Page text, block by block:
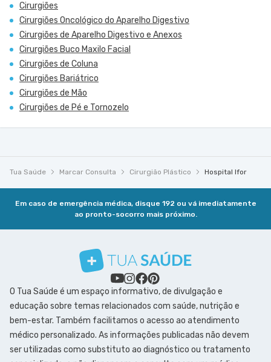
Cirurgiões
Cirurgiões Oncológico do Aparelho Digestivo
Cirurgiões de Aparelho Digestivo e Anexos
Cirurgiões Buco Maxilo Facial
Cirurgiões de Coluna
Cirurgiões Bariátrico
Cirurgiões de Mão
Cirurgiões de Pé e Tornozelo
Tua Saúde Marcar Consulta Cirurgião Plástico Hospital Ifor
Em caso de emergência médica, disque 192 ou vá imediatamente
ao pronto-socorro mais próximo.
O Tua Saúde é um espaço informativo, de divulgação e
educação sobre temas relacionados com saúde, nutrição e
bem-estar. Também facilitamos o acesso ao atendimento
médico personalizado. As informações publicadas não devem
ser utilizadas como substituto ao diagnóstico ou tratamento